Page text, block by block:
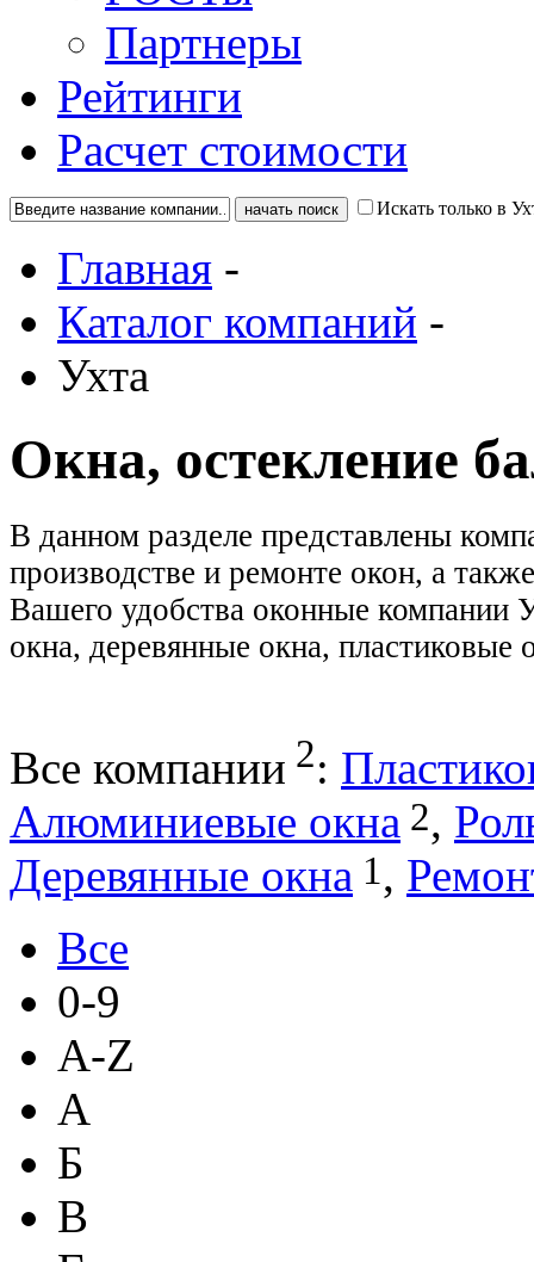
Партнеры
Рейтинги
Расчет стоимости
Искать только в
Главная -
Каталог компаний -
Ухта
Окна, остекление
В данном разделе представлены
производстве и ремонте окон, а
Вашего удобства оконные компании
окна, деревянные окна,
Все компании 2:
Алюминиевые окна 2,
Деревянные окна 1,
Все
0-9
A-Z
А
Б
В